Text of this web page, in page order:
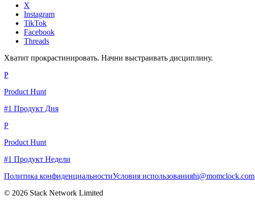
X
Instagram
TikTok
Facebook
Threads
Хватит прокрастинировать. Начни выстраивать дисциплину.
P
Product Hunt
#1 Продукт Дня
P
Product Hunt
#1 Продукт Недели
Политика конфиденциальностиУсловия использованияhi@momclock.com
© 2026 Stack Network Limited